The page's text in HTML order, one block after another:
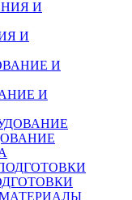
И
И